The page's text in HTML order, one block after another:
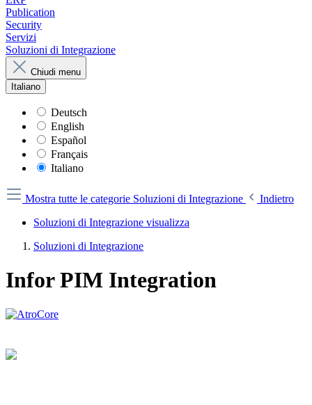
Publication
Security
Servizi
Soluzioni di Integrazione
Chiudi menu
Italiano
Deutsch
English
Español
Français
Italiano
Mostra tutte le categorie Soluzioni di Integrazione
Indietro
Soluzioni di Integrazione visualizza
Soluzioni di Integrazione
Infor PIM Integration